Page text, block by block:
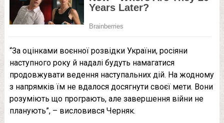
“За оцінками воєнної розвідки України, росіяни
наступного року й надалі будуть намагатися
продовжувати ведення наступальних дій. На жодному
з напрямків їм не вдалося досягнути своєї мети. Вони
розуміють що програють, але завершення війни не
планують”, – висловився Черняк.